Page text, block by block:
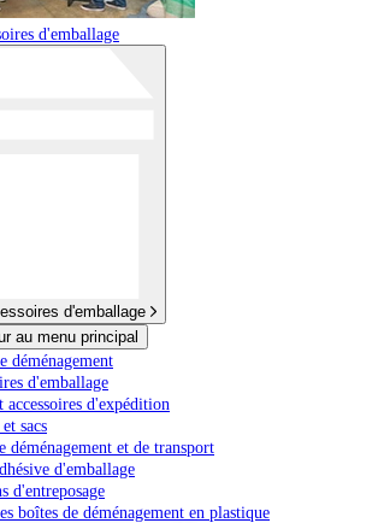
d'emballage
d'emballage
au menu principal
déménagement
d'emballage
accessoires d'expédition
sacs
déménagement et de transport
d'emballage
d'entreposage
boîtes de déménagement en plastique